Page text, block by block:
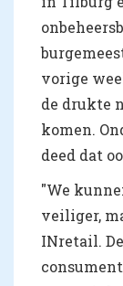
vorige
de drukte
komen.
deed dat
"We
veiliger,
INretail.